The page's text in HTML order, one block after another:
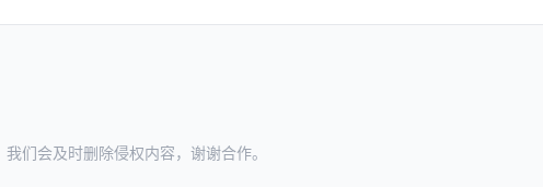
们会及时删除侵权内容，谢谢合作。